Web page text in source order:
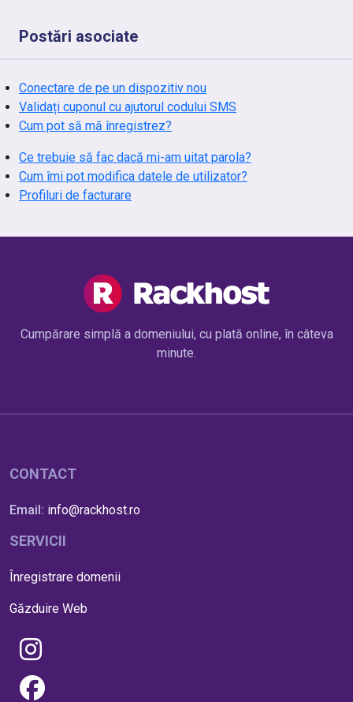
Postări asociate
Conectare de pe un dispozitiv nou
Validați cuponul cu ajutorul codului SMS
Cum pot să mă înregistrez?
Ce trebuie să fac dacă mi-am uitat parola?
Cum îmi pot modifica datele de utilizator?
Profiluri de facturare
Cumpărare simplă a domeniului, cu plată online, în câteva
minute.
CONTACT
Email: info@rackhost.ro
SERVICII
Înregistrare domenii
Găzduire Web